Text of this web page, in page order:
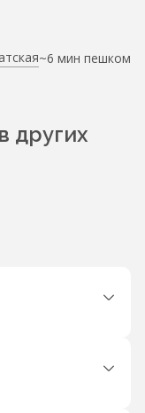
~6 мин пешком
других